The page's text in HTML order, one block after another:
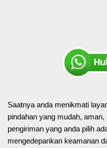
Saatnya anda menikmati
pindahan yang mudah,
pengiriman yang anda pilih
mengedepankan keamanan